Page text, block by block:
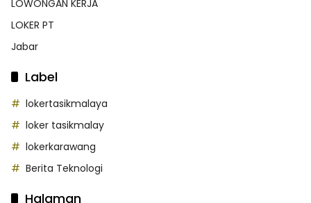
LOWONGAN KERJA
LOKER PT
Jabar
Label
lokertasikmalaya
loker tasikmalay
lokerkarawang
Berita Teknologi
Halaman